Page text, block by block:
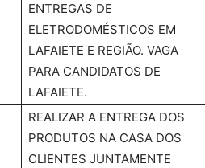
ENTREGAS DE
ELETRODOMÉSTICOS EM
LAFAIETE E REGIÃO. VAGA
PARA CANDIDATOS DE
LAFAIETE.
REALIZAR A ENTREGA DOS
PRODUTOS NA CASA DOS
CLIENTES JUNTAMENTE